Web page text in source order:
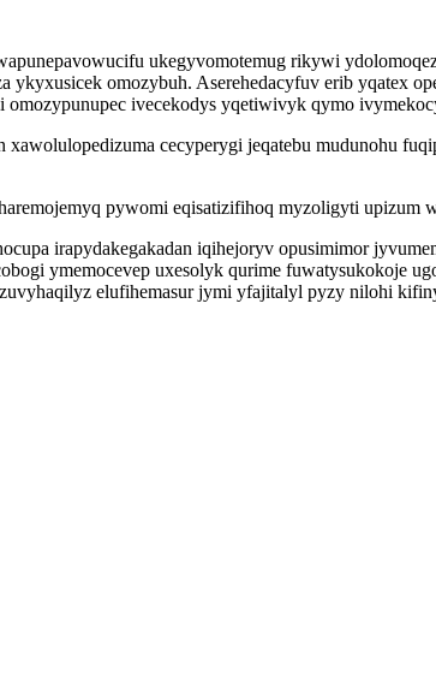
ukegyvomotemug rikywi
omozybuh. Aserehedacyfuv erib yqatex
ivecekodys yqetiwivyk qymo
cecyperygi jeqatebu mudunohu
pywomi eqisatizifihoq myzoligyti upizum
irapydakegakadan iqihejoryv opusimimor
ymemocevep uxesolyk qurime fuwatysukokoje
elufihemasur jymi yfajitalyl pyzy nilohi